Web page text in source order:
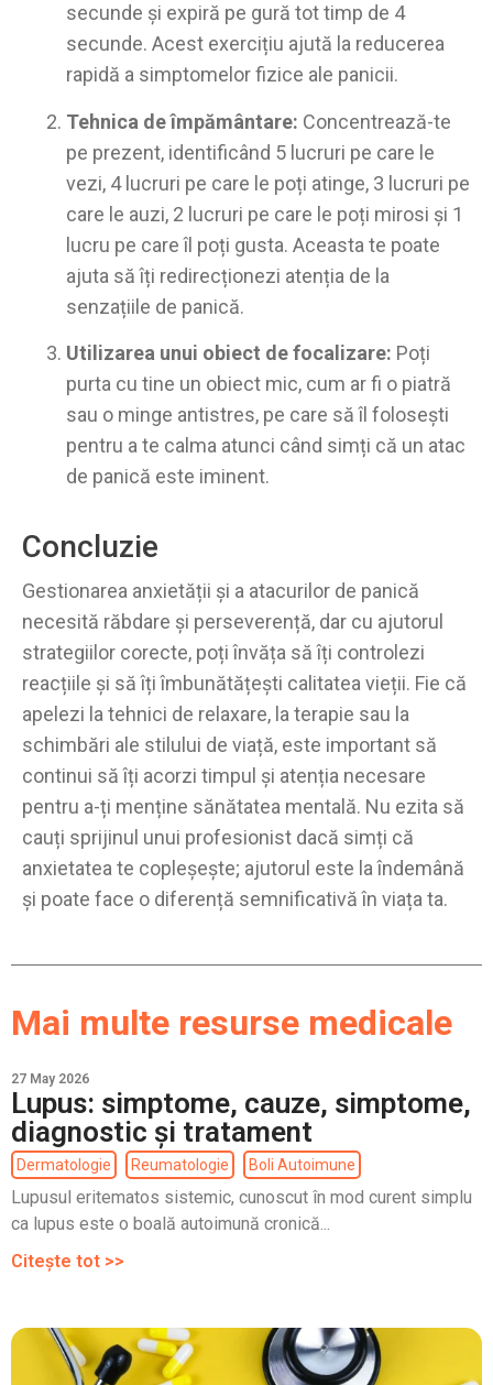
secunde și expiră pe gură tot timp de 4
secunde. Acest exercițiu ajută la reducerea
rapidă a simptomelor fizice ale panicii.
Tehnica de împământare: Concentrează-te
pe prezent, identificând 5 lucruri pe care le
vezi, 4 lucruri pe care le poți atinge, 3 lucruri pe
care le auzi, 2 lucruri pe care le poți mirosi și 1
lucru pe care îl poți gusta. Aceasta te poate
ajuta să îți redirecționezi atenția de la
senzațiile de panică.
Utilizarea unui obiect de focalizare: Poți
purta cu tine un obiect mic, cum ar fi o piatră
sau o minge antistres, pe care să îl folosești
pentru a te calma atunci când simți că un atac
de panică este iminent.
Concluzie
Gestionarea anxietății și a atacurilor de panică
necesită răbdare și perseverență, dar cu ajutorul
strategiilor corecte, poți învăța să îți controlezi
reacțiile și să îți îmbunătățești calitatea vieții. Fie că
apelezi la tehnici de relaxare, la terapie sau la
schimbări ale stilului de viață, este important să
continui să îți acorzi timpul și atenția necesare
pentru a-ți menține sănătatea mentală. Nu ezita să
cauți sprijinul unui profesionist dacă simți că
anxietatea te copleșește; ajutorul este la îndemână
și poate face o diferență semnificativă în viața ta.
Mai multe resurse medicale
27 May 2026
Lupus: simptome, cauze, simptome,
diagnostic și tratament
Dermatologie Reumatologie Boli Autoimune
Lupusul eritematos sistemic, cunoscut în mod curent simplu
ca lupus este o boală autoimună cronică...
Citește tot >>